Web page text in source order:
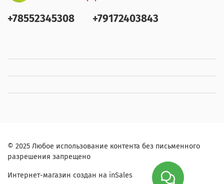
+78552345308 +79172403843
© 2025 Любое использование контента без письменного
разрешения запрещено
Интернет-магазин создан на inSales